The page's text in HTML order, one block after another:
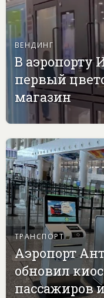
ВЕНДИНГ
В аэропорту
первый
магазин
ТРАНСПОРТ
Аэропорт
обновил
пассажиров